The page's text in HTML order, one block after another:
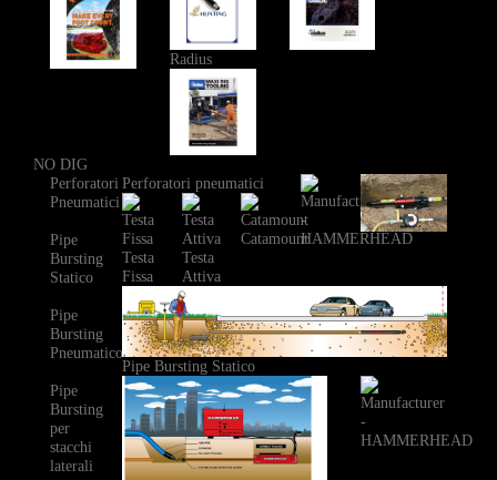
Radius
NO DIG
Perforatori
Pneumatici
Pipe
Bursting
Statico
Pipe
Bursting
Pneumatico
Pipe
Bursting
per
stacchi
laterali
Perforatori pneumatici
Testa
Fissa
Testa
Attiva
Catamount
Pipe Bursting Statico